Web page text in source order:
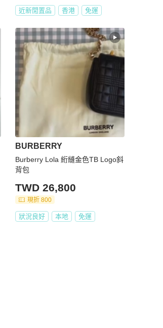
近新閒置品 香港 免運
BURBERRY
Burberry Lola 絎縫金色TB Logo斜
背包
TWD 26,800
現折 800
狀況良好 本地 免運